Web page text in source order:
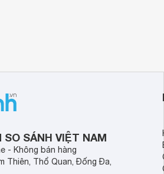
SÁNH VIỆT NAM
- Không bán hàng
Thiên, Thổ Quan, Đống Đa,